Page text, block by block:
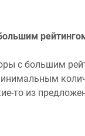
с большим
то из